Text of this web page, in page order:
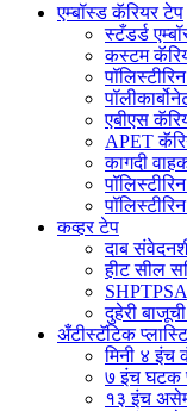
एम्बॉस्ड कॅरियर टेप
स्टँडर्ड
कस्टम
एबीएस
APET
कागदी
कव्हर टेप
दाब
हीट सील
दुहेरी
अँटीस्टॅटिक
मिनी ४ इंच
७ इंच घटक
१३ इंच